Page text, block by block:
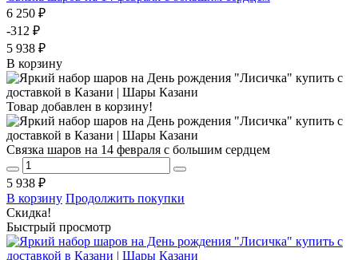
6 250 ₽
-312 ₽
5 938 ₽
В корзину
Товар добавлен в корзину!
Связка шаров на 14 февраля с большим сердцем
5 938 ₽
В корзину Продолжить покупки
Скидка!
Быстрый просмотр